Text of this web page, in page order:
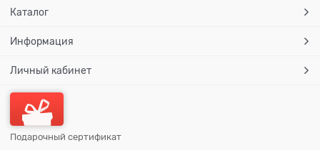
Каталог
Информация
Личный кабинет
Подарочный сертификат